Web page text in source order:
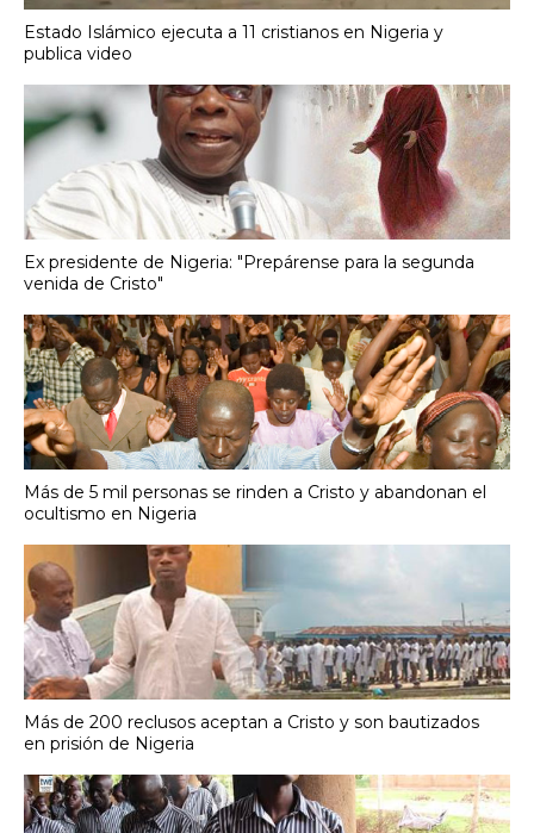
Estado Islámico ejecuta a 11 cristianos en Nigeria y
publica video
Ex presidente de Nigeria: "Prepárense para la segunda
venida de Cristo"
Más de 5 mil personas se rinden a Cristo y abandonan el
ocultismo en Nigeria
Más de 200 reclusos aceptan a Cristo y son bautizados
en prisión de Nigeria